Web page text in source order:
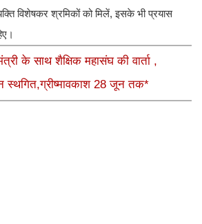
विशेषकर श्रमिकों को मिलें, इसके भी प्रयास
मंत्री के साथ शैक्षिक महासंघ की वार्ता ,
स्थगित,ग्रीष्मावकाश 28 जून तक*